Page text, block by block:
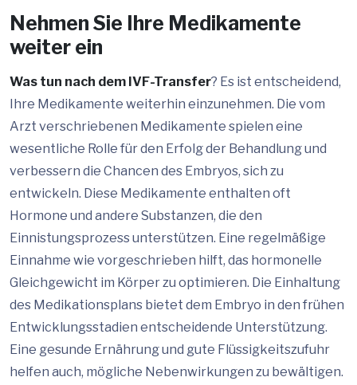
Nehmen Sie Ihre Medikamente
weiter ein
Was tun nach dem IVF-Transfer? Es ist entscheidend,
Ihre Medikamente weiterhin einzunehmen. Die vom
Arzt verschriebenen Medikamente spielen eine
wesentliche Rolle für den Erfolg der Behandlung und
verbessern die Chancen des Embryos, sich zu
entwickeln. Diese Medikamente enthalten oft
Hormone und andere Substanzen, die den
Einnistungsprozess unterstützen. Eine regelmäßige
Einnahme wie vorgeschrieben hilft, das hormonelle
Gleichgewicht im Körper zu optimieren. Die Einhaltung
des Medikationsplans bietet dem Embryo in den frühen
Entwicklungsstadien entscheidende Unterstützung.
Eine gesunde Ernährung und gute Flüssigkeitszufuhr
helfen auch, mögliche Nebenwirkungen zu bewältigen.